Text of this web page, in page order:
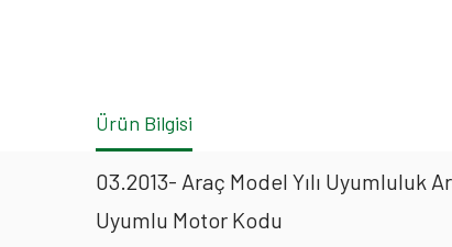
Ürün Bilgisi
03.2013- Araç Model Yılı Uyumluluk
Uyumlu Motor Kodu